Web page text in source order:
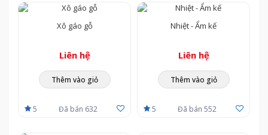
Xô gáo gỗ
Liên hệ
Thêm vào giỏ
5 Đã bán 632
Nhiệt - Ẩm kế
Liên hệ
Thêm vào giỏ
5 Đã bán 552